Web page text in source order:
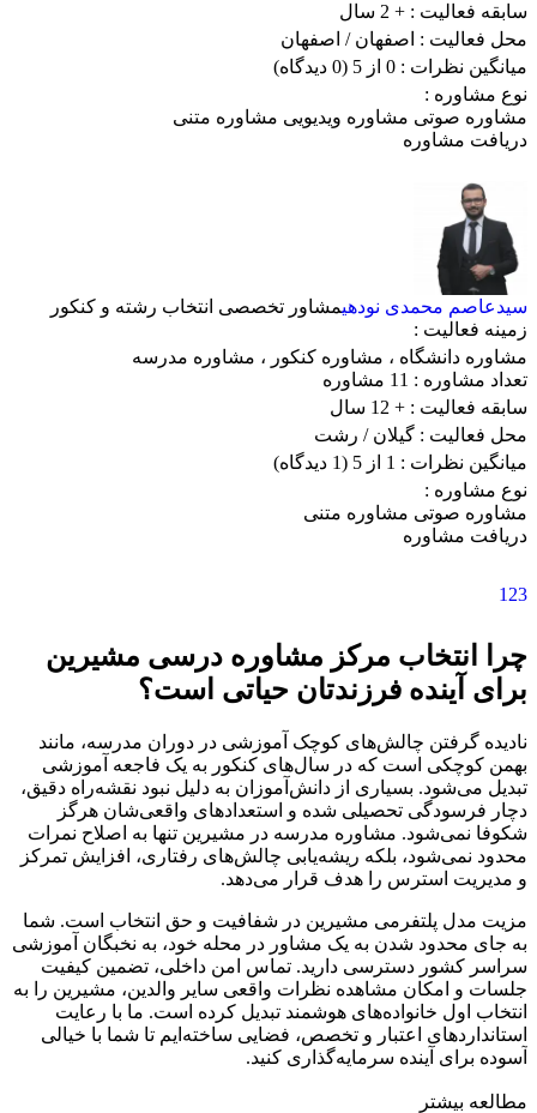
سابقه فعالیت : + 2 سال
محل فعالیت : اصفهان/ اصفهان
میانگین نظرات : 0 از 5
(0 دیدگاه)
نوع مشاوره :
مشاوره صوتی مشاوره ویدیویی مشاوره متنی
دریافت مشاوره
سیدعاصم محمدی نودهیمشاور تخصصی انتخاب رشته و کنکور
زمینه فعالیت :
مشاوره دانشگاه ، مشاوره کنکور ، مشاوره مدرسه
تعداد مشاوره : 11 مشاوره
سابقه فعالیت : + 12 سال
محل فعالیت : گیلان/ رشت
میانگین نظرات : 1 از 5
(1 دیدگاه)
نوع مشاوره :
مشاوره صوتی مشاوره متنی
دریافت مشاوره
1 23
چرا انتخاب مرکز مشاوره درسی مشیرین
برای آینده فرزندتان حیاتی است؟
نادیده گرفتن چالش‌های کوچک آموزشی در دوران مدرسه، مانند
بهمن کوچکی است که در سال‌های کنکور به یک فاجعه آموزشی
تبدیل می‌شود. بسیاری از دانش‌آموزان به دلیل نبود نقشه‌راه دقیق،
دچار فرسودگی تحصیلی شده و استعدادهای واقعی‌شان هرگز
شکوفا نمی‌شود. مشاوره مدرسه در مشیرین تنها به اصلاح نمرات
محدود نمی‌شود، بلکه ریشه‌یابی چالش‌های رفتاری، افزایش تمرکز
و مدیریت استرس را هدف قرار می‌دهد.
مزیت مدل پلتفرمی مشیرین در شفافیت و حق انتخاب است. شما
به جای محدود شدن به یک مشاور در محله خود، به نخبگان آموزشی
سراسر کشور دسترسی دارید. تماس امن داخلی، تضمین کیفیت
جلسات و امکان مشاهده نظرات واقعی سایر والدین، مشیرین را به
انتخاب اول خانواده‌های هوشمند تبدیل کرده است. ما با رعایت
استانداردهای اعتبار و تخصص، فضایی ساخته‌ایم تا شما با خیالی
آسوده برای آینده سرمایه‌گذاری کنید.
مطالعه بیشتر